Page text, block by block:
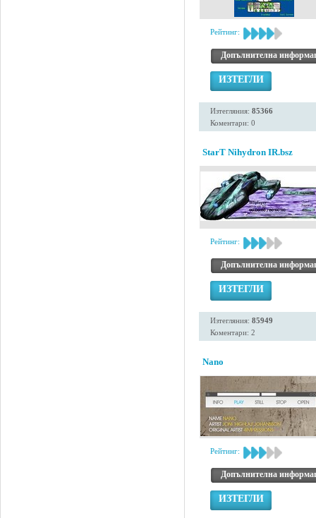
Рейтинг:
Допълнителна
ИЗТЕГЛИ
Изтегляния: 85366
Коментари: 0
StarT Nihydron IR.bsz
Рейтинг:
Допълнителна
ИЗТЕГЛИ
Изтегляния: 85949
Коментари: 2
Nano
Рейтинг:
Допълнителна
ИЗТЕГЛИ